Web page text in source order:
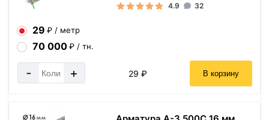
4.9 32
29 ₽ / метр
70 000₽ / тн.
- + 29 ₽ В корзину